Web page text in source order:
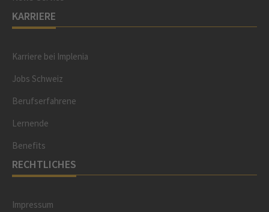
KARRIERE
Karriere bei Implenia
Jobs Schweiz
Berufserfahrene
Lernende
Benefits
RECHTLICHES
Impressum